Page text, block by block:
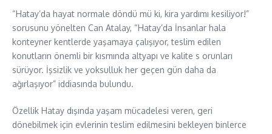
“Hatay’da hayat normale döndü mü ki, kira yardımı kesiliyor!”
sorusunu yönelten Can Atalay, “Hatay’da İnsanlar hala
konteyner kentlerde yaşamaya çalışıyor, teslim edilen
konutların önemli bir kısmında altyapı ve kalite s orunları
sürüyor. İşsizlik ve yoksulluk her geçen gün daha da
ağırlaşıyor” iddiasında bulundu.
Özellik Hatay dışında yaşam mücadelesi veren, geri
dönebilmek için evlerinin teslim edilmesini bekleyen binlerce